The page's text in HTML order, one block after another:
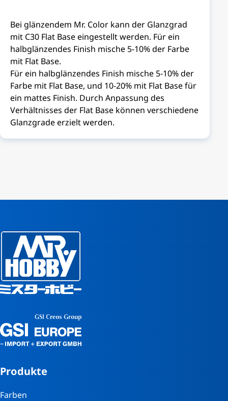
Bei glänzendem Mr. Color kann der Glanzgrad
mit C30 Flat Base eingestellt werden. Für ein
halbglänzendes Finish mische 5-10% der Farbe
mit Flat Base.
Für ein halbglänzendes Finish mische 5-10% der
Farbe mit Flat Base, und 10-20% mit Flat Base für
ein mattes Finish. Durch Anpassung des
Verhältnisses der Flat Base können verschiedene
Glanzgrade erzielt werden.
Produkte
Farben